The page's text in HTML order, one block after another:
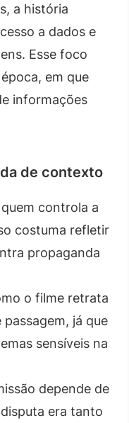
a história
a dados e
Esse foco
em que
informações
de contexto
controla a
costuma refletir
propaganda
o filme retrata
já que
sensíveis na
depende de
era tanto